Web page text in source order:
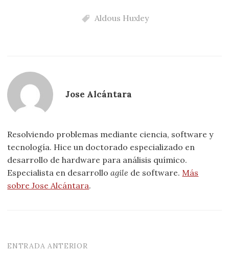
Aldous Huxley
Jose Alcántara
Resolviendo problemas mediante ciencia, software y
tecnología. Hice un doctorado especializado en
desarrollo de hardware para análisis químico.
Especialista en desarrolloagile de software. Más
sobre Jose Alcántara.
Navegación
ENTRADA ANTERIOR